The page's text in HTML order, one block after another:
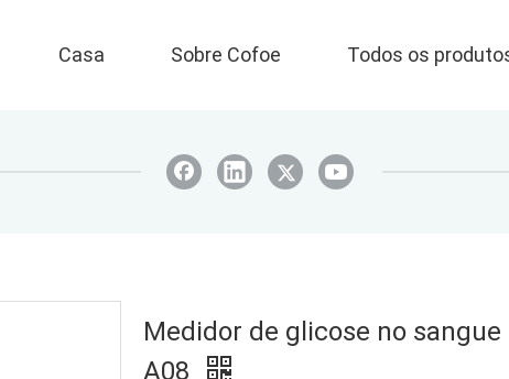
Casa Sobre Cofoe Todos os
Medidor de glicose no sangue
A08